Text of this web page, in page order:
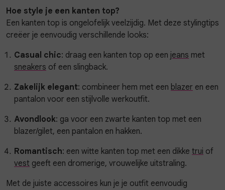
Hoe style je een kanten top?
Een kanten top is ongelofelijk veelzijdig. Met deze stylingtips
creëer je eenvoudig verschillende looks:
Casual chic: draag een kanten top op een jeans met
sneakers of een slingback.
Zakelijk elegant: combineer hem met een blazer en een
pantalon voor een stijlvolle werkoutfit.
Avondlook: ga voor een zwarte kanten top met een
blazer/gilet, een pantalon en hakken.
Romantisch: een witte kanten top met een dikke trui of
vest geeft een dromerige, vrouwelijke uitstraling.
Met de juiste accessoires kun je je outfit eenvoudig